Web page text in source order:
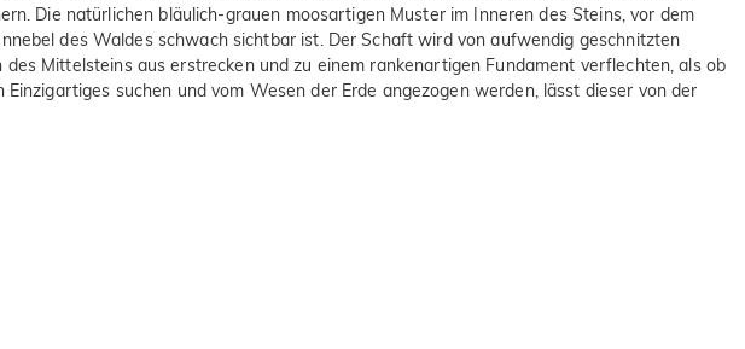
Die natürlichen bläulich-grauen moosartigen Muster im Inneren des Steins, vor dem
des Waldes schwach sichtbar ist. Der Schaft wird von aufwendig geschnitzten
Mittelsteins aus erstrecken und zu einem rankenartigen Fundament verflechten, als ob
suchen und vom Wesen der Erde angezogen werden, lässt dieser von der